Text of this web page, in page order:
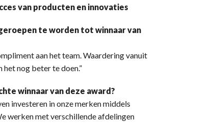
van producten en innovaties
te worden tot winnaar van
aan het team. Waardering vanuit
nog beter te doen.”
winnaar van deze award?
investeren in onze merken middels
werken met verschillende afdelingen